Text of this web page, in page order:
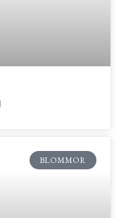
BLOMMOR